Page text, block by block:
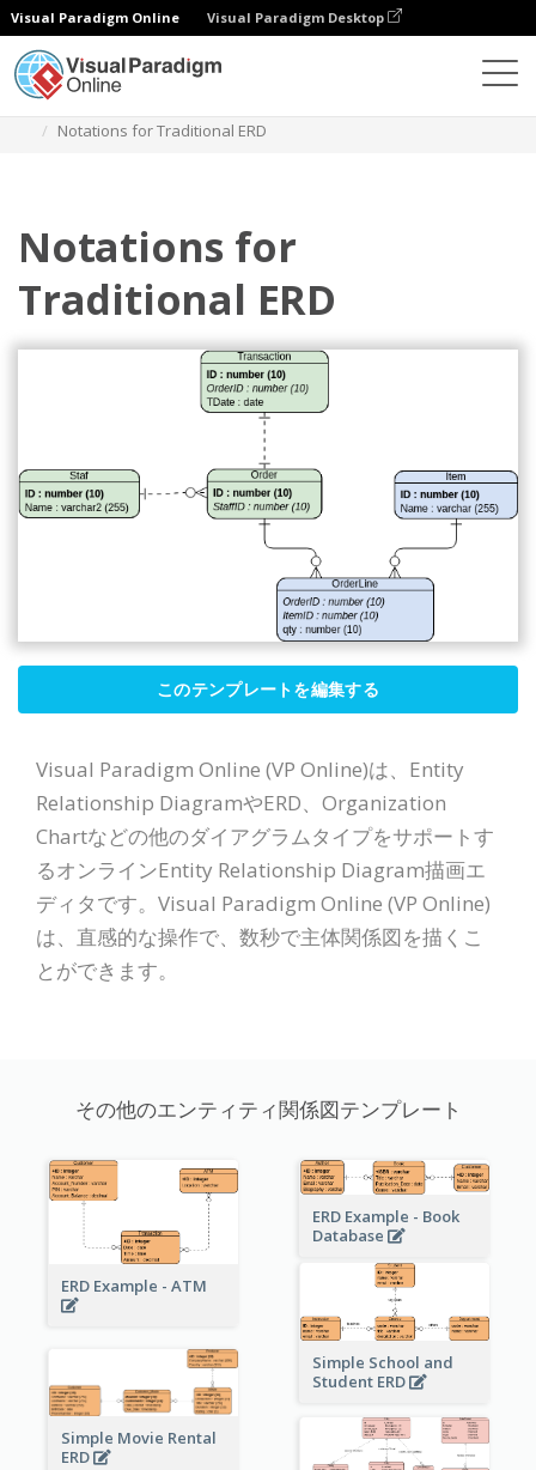
Visual Paradigm Online Visual Paradigm Desktop
Notations for Traditional ERD
Notations for
Traditional ERD
このテンプレートを編集する
Visual Paradigm Online (VP Online)は、Entity
Relationship DiagramやERD、Organization
Chartなどの他のダイアグラムタイプをサポートす
るオンラインEntity Relationship Diagram描画エ
ディタです。Visual Paradigm Online (VP Online)
は、直感的な操作で、数秒で主体関係図を描くこ
とができます。
その他のエンティティ関係図テンプレート
ERD Example - ATM
ERD Example - Book
Database
Simple School and
Student ERD
Simple Movie Rental
ERD